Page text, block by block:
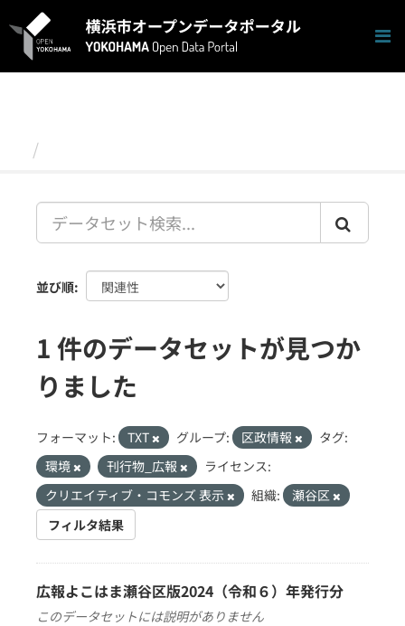
キ
並び順
1 件のデータセットが見つか
りました
フォーマット: TXT グループ: 区政情報
タグ:
環境
刊行物_広報
ライセンス:
クリエイティブ・コモンズ 表示
組織:
瀬谷区
フィルタ結果
広報よこはま瀬谷区版2024（令和６）年発行分
このデータセットには説明がありません